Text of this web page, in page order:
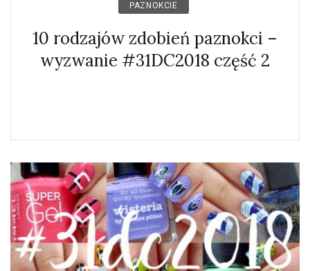
PAZNOKCIE
10 rodzajów zdobień paznokci –
wyzwanie #31DC2018 część 2